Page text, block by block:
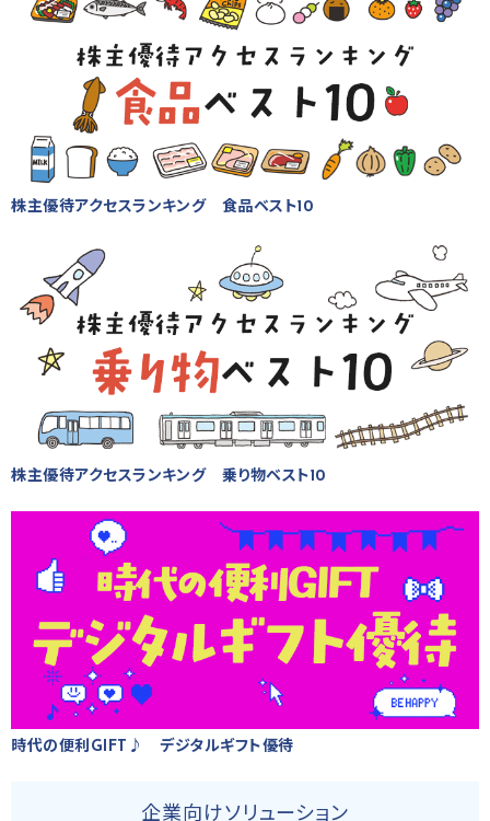
株主優待アクセスランキング 食品ベスト10
株主優待アクセスランキング 乗り物ベスト10
時代の便利GIFT♪ デジタルギフト優待
企業向けソリューション